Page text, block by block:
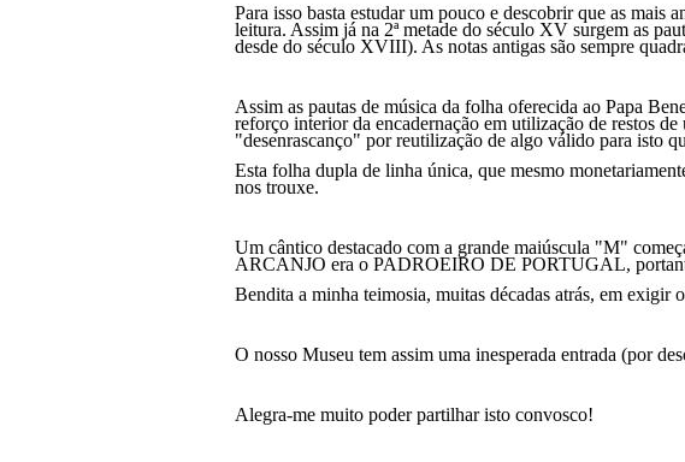
Para isso basta estudar um pouco e descobrir que as mais
leitura. Assim já na 2ª metade do século XV surgem as
desde do século XVIII). As notas antigas são sempre
Assim as pautas de música da folha oferecida ao Papa
reforço interior da encadernação em utilização de restos
"desenrascanço" por reutilização de algo válido para isto
Esta folha dupla de linha única, que mesmo
nos trouxe.
Um cântico destacado com a grande maiúscula "M"
ARCANJO era o PADROEIRO DE PORTUGAL,
Bendita a minha teimosia, muitas décadas atrás, em exigir
O nosso Museu tem assim uma inesperada entrada (por
Alegra-me muito poder partilhar isto convosco!